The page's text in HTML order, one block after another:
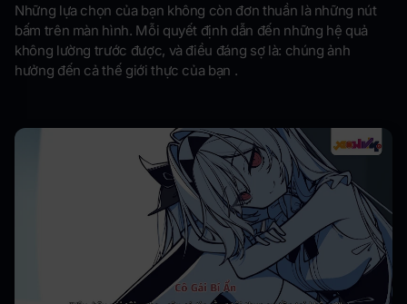
Những lựa chọn của bạn không còn đơn thuần là những nút
bấm trên màn hình. Mỗi quyết định dẫn đến những hệ quả
không lường trước được, và điều đáng sợ là: chúng ảnh
hưởng đến cả thế giới thực của bạn .